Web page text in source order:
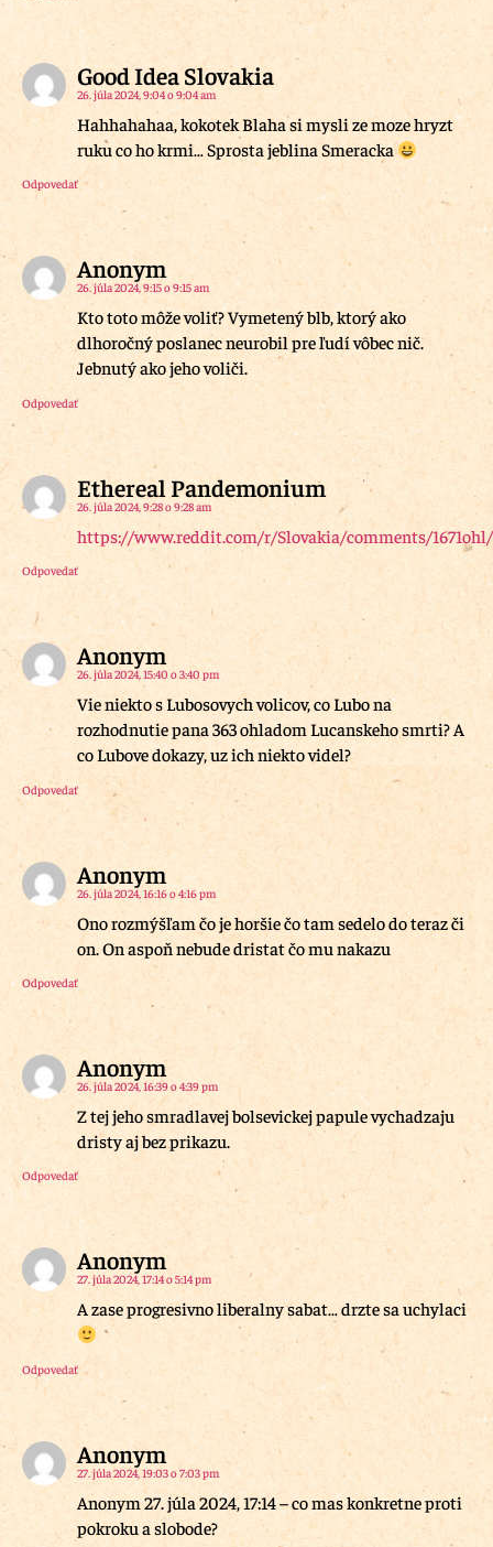
Good Idea Slovakia
26. júla 2024, 9:04 o 9:04 am
Hahhahahaa, kokotek Blaha si mysli ze moze hryzt
ruku co ho krmi… Sprosta jeblina Smeracka
Odpovedať
Anonym
26. júla 2024, 9:15 o 9:15 am
Kto toto môže voliť? Vymetený blb, ktorý ako
dlhoročný poslanec neurobil pre ľudí vôbec nič.
Jebnutý ako jeho voliči.
Odpovedať
Ethereal Pandemonium
26. júla 2024, 9:28 o 9:28 am
https://www.reddit.com/r/Slovakia/comments/1671ohl/
Odpovedať
Anonym
26. júla 2024, 15:40 o 3:40 pm
Vie niekto s Lubosovych volicov, co Lubo na
rozhodnutie pana 363 ohladom Lucanskeho smrti? A
co Lubove dokazy, uz ich niekto videl?
Odpovedať
Anonym
26. júla 2024, 16:16 o 4:16 pm
Ono rozmýšľam čo je horšie čo tam sedelo do teraz či
on. On aspoň nebude dristat čo mu nakazu
Odpovedať
Anonym
26. júla 2024, 16:39 o 4:39 pm
Z tej jeho smradlavej bolsevickej papule vychadzaju
dristy aj bez prikazu.
Odpovedať
Anonym
27. júla 2024, 17:14 o 5:14 pm
A zase progresivno liberalny sabat… drzte sa uchylaci
Odpovedať
Anonym
27. júla 2024, 19:03 o 7:03 pm
Anonym 27. júla 2024, 17:14 – co mas konkretne proti
pokroku a slobode?